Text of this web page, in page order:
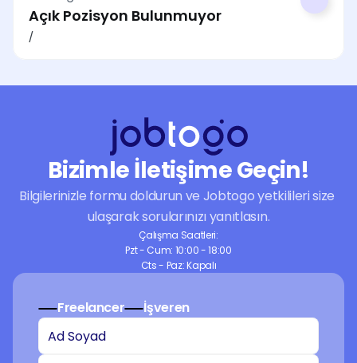
Açık Pozisyon Bulunmuyor
/
Bizimle İletişime Geçin!
Bilgilerinizle formu doldurun ve Jobtogo yetkilileri size
ulaşarak sorularınızı yanıtlasın.
Çalışma Saatleri:
Pzt - Cum: 10:00 - 18:00
Cts - Paz: Kapalı
Freelancer İşveren